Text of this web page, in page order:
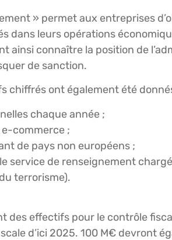
» permet aux entreprises
dans leurs opérations
ainsi connaître la position de
de sanction.
chiffrés ont également été
chaque année ;
commerce ;
de pays non européens ;
service de renseignement
terrorisme).
effectifs pour le contrôle fiscal
d’ici 2025. 100 M€ devront